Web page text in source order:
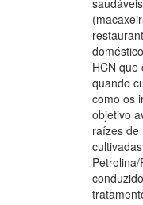
HCN que
quando
como os
objetivo
raízes de